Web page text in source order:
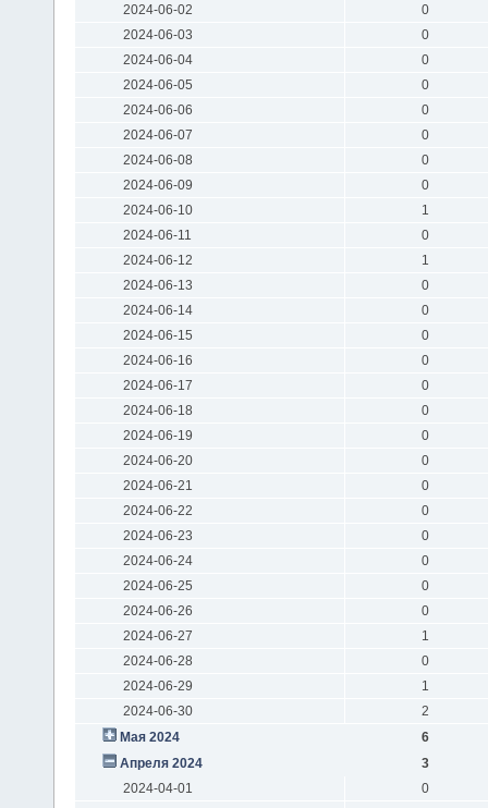
2024-06-02
0
2024-06-03
0
2024-06-04
0
2024-06-05
0
2024-06-06
0
2024-06-07
0
2024-06-08
0
2024-06-09
0
2024-06-10
1
2024-06-11
0
2024-06-12
1
2024-06-13
0
2024-06-14
0
2024-06-15
0
2024-06-16
0
2024-06-17
0
2024-06-18
0
2024-06-19
0
2024-06-20
0
2024-06-21
0
2024-06-22
0
2024-06-23
0
2024-06-24
0
2024-06-25
0
2024-06-26
0
2024-06-27
1
2024-06-28
0
2024-06-29
1
2024-06-30
2
Мая 2024
6
Апреля 2024
3
2024-04-01
0